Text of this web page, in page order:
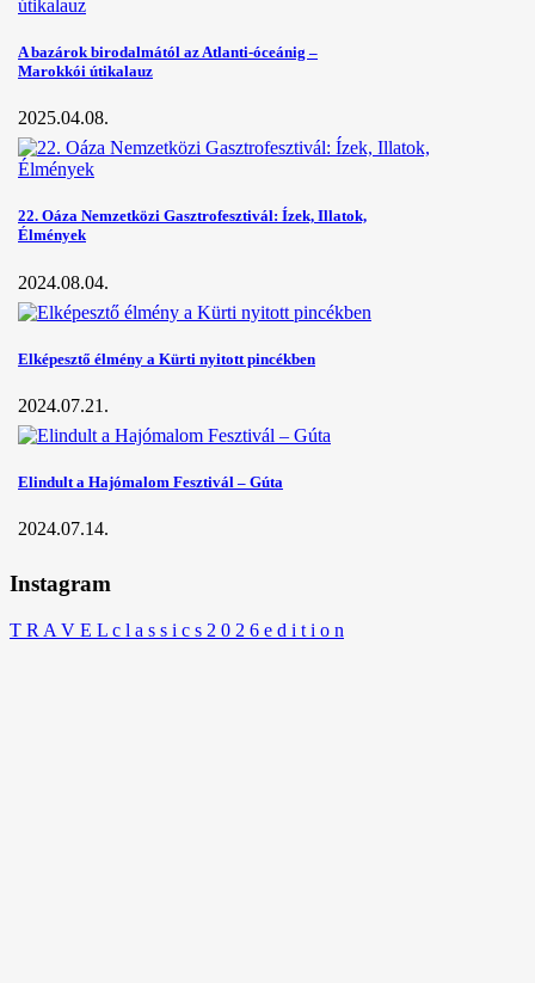
A bazárok birodalmától az Atlanti-óceánig –
Marokkói útikalauz
2025.04.08.
22. Oáza Nemzetközi Gasztrofesztivál: Ízek, Illatok,
Élmények
2024.08.04.
Elképesztő élmény a Kürti nyitott pincékben
2024.07.21.
Elindult a Hajómalom Fesztivál – Gúta
2024.07.14.
Instagram
T R A V E L c l a s s i c s 2 0 2 6 e d i t i o n